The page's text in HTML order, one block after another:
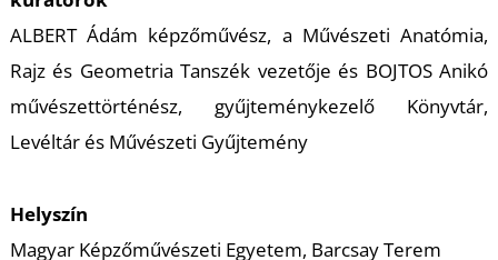
ALBERT Ádám képzőművész, a Művészeti Anatómia,
Rajz és Geometria Tanszék vezetője és BOJTOS Anikó
művészettörténész, gyűjteménykezelő Könyvtár,
Levéltár és Művészeti Gyűjtemény
Helyszín
Magyar Képzőművészeti Egyetem, Barcsay Terem